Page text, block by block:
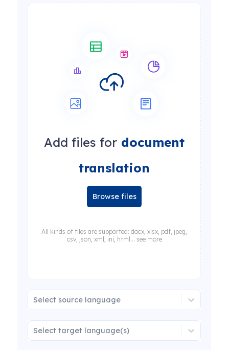
Add files for document
translation
Browse files
All kinds of files are supported: docx, xlsx, pdf, jpeg,
csv, json, xml, ini, html... see more
Select source language
Select target language(s)